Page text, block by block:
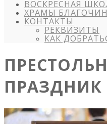
ВОСКРЕСНАЯ
ХРАМЫ
КОНТАКТЫ
РЕКВИЗИТЫ
КАК
ПРАЗДНИК